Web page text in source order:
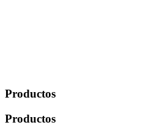
Productos
Productos